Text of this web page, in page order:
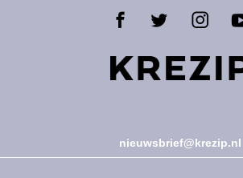
nieuwsbrief@krezip.nl